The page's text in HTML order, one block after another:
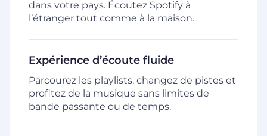
dans votre pays. Écoutez Spotify à
l’étranger tout comme à la maison.
Expérience d’écoute fluide
Parcourez les playlists, changez de pistes et
profitez de la musique sans limites de
bande passante ou de temps.